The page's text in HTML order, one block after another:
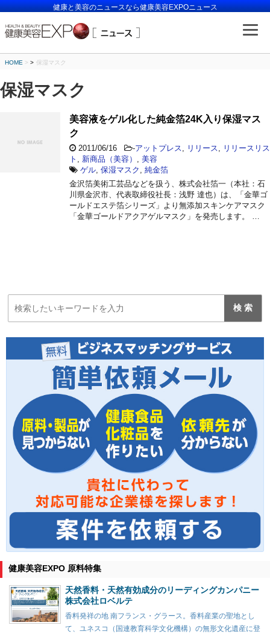
健康と美容のニュースなら健康美容EXPOニュース
HOME > 保湿マスク
保湿マスク
美容液をゲル化した純金箔24K入り保湿マス
ク
2011/06/16 -アットプレス リリース
リリースリス
ト
新商品（美容）
美容
ゲル 保湿マスク
純金箔
金沢箔美術工芸品などを扱う、株式会社箔一（本社：石
川県金沢市、代表取締役社長：浅野 達也）は、「金華ゴ
ールドエステ箔シリーズ」より無添加スキンケアマスク
「金華ゴールドアクアゲルマスク」を発売します。 …
健康美容EXPO 原料特集
天然香料・天然有効成分のリーディングカンパニー
株式会社ロベルテ
香料発祥の地 南フランス・グラース。香料産業の聖地とし
て、ユネスコ（国連教育科学文化機構）の無形文化遺産に登